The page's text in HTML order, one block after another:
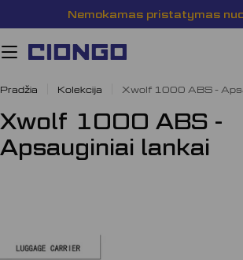
prie
turinio
Nemokamas pristatymas
Pradžia Kolekcija Xwolf 1000 ABS -
K
o
Xwolf 1000 ABS -
Apsauginiai lankai